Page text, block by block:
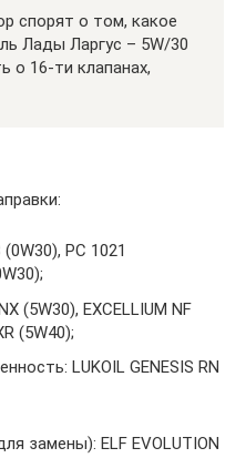
спорят о том, какое
Лады Ларгус – 5W/30
о 16-ти клапанах,
PC 1021
(5W30), EXCELLIUM NF
(5W40);
LUKOIL GENESIS RN
замены): ELF EVOLUTION